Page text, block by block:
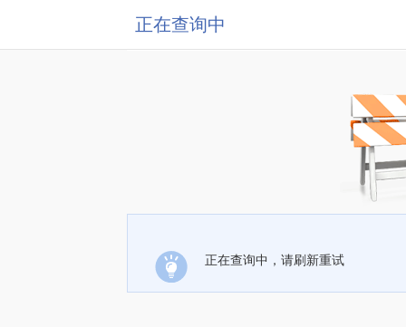
正在查询中
正在查询中，请刷新重试